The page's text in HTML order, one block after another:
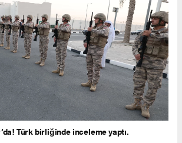
Türk birliğinde inceleme yaptı.